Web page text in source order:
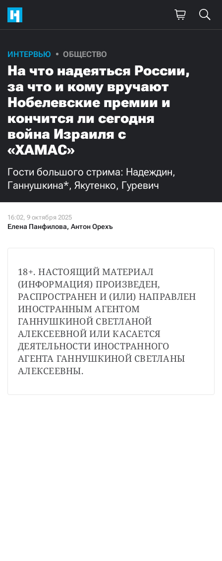
ИНТЕРВЬЮ ОБЩЕСТВО
На что надеяться России,
за что и кому вручают
Нобелевские премии и
кончится ли сегодня
война Израиля с
«ХАМАС»
Гости большого стрима: Надеждин,
Ганнушкина*, Якутенко, Гуревич
Елена Панфилова, Антон Орехъ
18+. НАСТОЯЩИЙ МАТЕРИАЛ
(ИНФОРМАЦИЯ) ПРОИЗВЕДЕН,
РАСПРОСТРАНЕН И (ИЛИ) НАПРАВЛЕН
ИНОСТРАННЫМ АГЕНТОМ
ГАННУШКИНОЙ СВЕТЛАНОЙ
АЛЕКСЕЕВНОЙ ИЛИ КАСАЕТСЯ
ДЕЯТЕЛЬНОСТИ ИНОСТРАННОГО
АГЕНТА ГАННУШКИНОЙ СВЕТЛАНЫ
АЛЕКСЕЕВНЫ.